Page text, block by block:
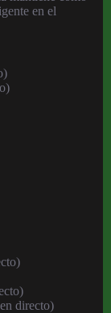
en el
directo)